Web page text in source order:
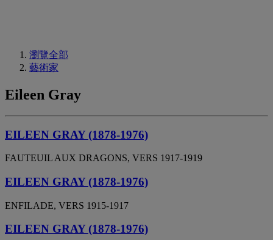
瀏覽全部
藝術家
Eileen Gray
EILEEN GRAY (1878-1976)
FAUTEUIL AUX DRAGONS, VERS 1917-1919
EILEEN GRAY (1878-1976)
ENFILADE, VERS 1915-1917
EILEEN GRAY (1878-1976)